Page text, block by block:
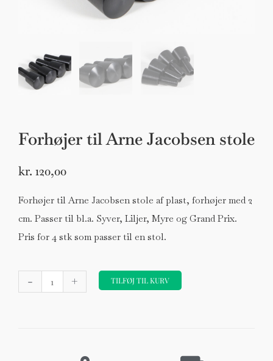
Erik Buch armstole af eg samt anilin læder.
Forhøjer til Arne Jacobsen stole
kr. 120,00
Forhøjer til Arne Jacobsen stole af plast, forhøjer med 2
cm. Passer til bl.a. Syver, Liljer, Myre og Grand Prix.
Pris for 4 stk som passer til en stol.
-
Arne
+ TILFØJ TIL KURV